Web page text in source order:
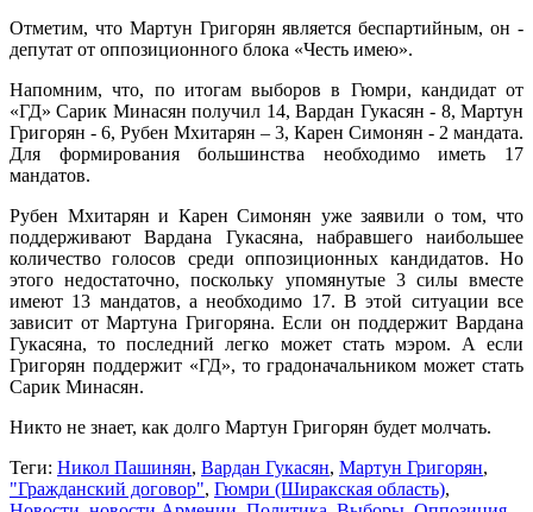
Отметим, что Мартун Григорян является беспартийным, он -
депутат от оппозиционного блока «Честь имею».
Напомним, что, по итогам выборов в Гюмри, кандидат от
«ГД» Сарик Минасян получил 14, Вардан Гукасян - 8, Мартун
Григорян - 6, Рубен Мхитарян – 3, Карен Симонян - 2 мандата.
Для формирования большинства необходимо иметь 17
мандатов.
Рубен Мхитарян и Карен Симонян уже заявили о том, что
поддерживают Вардана Гукасяна, набравшего наибольшее
количество голосов среди оппозиционных кандидатов. Но
этого недостаточно, поскольку упомянутые 3 силы вместе
имеют 13 мандатов, а необходимо 17. В этой ситуации все
зависит от Мартуна Григоряна. Если он поддержит Вардана
Гукасяна, то последний легко может стать мэром. А если
Григорян поддержит «ГД», то градоначальником может стать
Сарик Минасян.
Никто не знает, как долго Мартун Григорян будет молчать.
Теги: Никол Пашинян, Вардан Гукасян, Мартун Григорян,
"Гражданский договор", Гюмри (Ширакская область),